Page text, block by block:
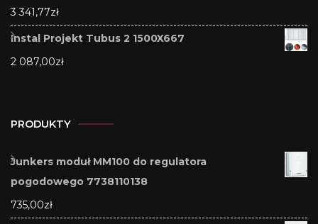
3 341,77zł
Instal Projekt Tubus 2 1500X667
2 087,00zł
PRODUKTY
Junkers moduł MM100 do regulatora
pogodowego 7738110138
735,00zł